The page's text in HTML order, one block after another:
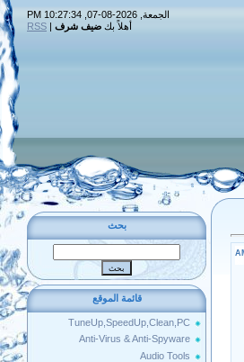
الجمعة, 2026-08-07, 10:27:34 PM
أهلاً بك ضيف شرف |
RSS
بحث
قائمة الموقع
TuneUp,SpeedUp,Clean,PC
Anti-Virus & Anti-Spyware
Audio Tools